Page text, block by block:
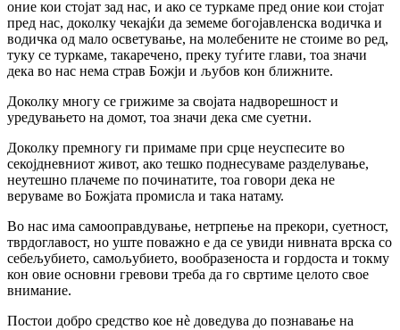
оние кои стојат зад нас, и ако се туркаме пред оние кои стојат
пред нас, доколку чекајќи да земеме богојавленска водичка и
водичка од мало осветување, на молебените не стоиме во ред,
туку се туркаме, такаречено, преку туѓите глави, тоа значи
дека во нас нема страв Божји и љубов кон ближните.
Доколку многу се грижиме за својата надворешност и
уредувањето на домот, тоа значи дека сме суетни.
Доколку премногу ги примаме при срце неуспесите во
секојдневниот живот, ако тешко поднесуваме разделување,
неутешно плачеме по починатите, тоа говори дека не
веруваме во Божјата промисла и така натаму.
Во нас има самооправдување, нетрпење на прекори, суетност,
тврдоглавост, но уште поважно e да се увиди нивната врска co
себељубието, самољубието, вообразеноста и гордоста и токму
кон овие основни гревови треба да го свртиме целото свое
внимание.
Постои добро средство кое нѐ доведува до познавање на